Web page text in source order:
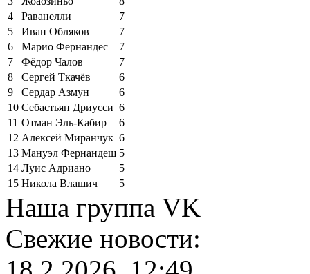
4
Раванелли
7
5
Иван Обляков
7
6
Марио Фернандес
7
7
Фёдор Чалов
7
8
Сергей Ткачёв
6
9
Сердар Азмун
6
10 Себастьян Дриусси 6
11 Отман Эль-Кабир
6
12 Алексей Миранчук 6
13 Мануэл Фернандеш 5
14 Луис Адриано
5
15 Никола Влашич 5
Наша группа VK
Свежие новости: